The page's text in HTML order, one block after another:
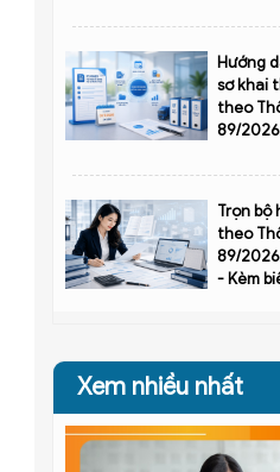
Hướng
sơ khai
theo
89/
Trọn bộ
theo
89/
- Kèm
Xem nhiều nhất